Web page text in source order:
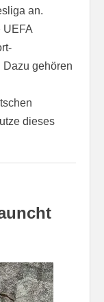
an.
UEFA
Dazu gehören
dieses